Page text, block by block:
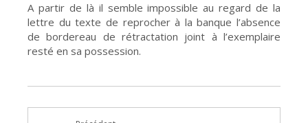
A partir de là il semble impossible au regard de la
lettre du texte de reprocher à la banque l’absence
de bordereau de rétractation joint à l’exemplaire
resté en sa possession.